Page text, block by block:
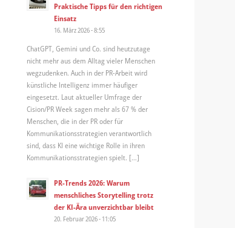
Praktische Tipps für den richtigen
Einsatz
16. März 2026 - 8:55
ChatGPT, Gemini und Co. sind heutzutage
nicht mehr aus dem Alltag vieler Menschen
wegzudenken. Auch in der PR-Arbeit wird
künstliche Intelligenz immer häufiger
eingesetzt. Laut aktueller Umfrage der
Cision/PR Week sagen mehr als 67 % der
Menschen, die in der PR oder für
Kommunikationsstrategien verantwortlich
sind, dass KI eine wichtige Rolle in ihren
Kommunikationsstrategien spielt. […]
PR-Trends 2026: Warum
menschliches Storytelling trotz
der KI-Ära unverzichtbar bleibt
20. Februar 2026 - 11:05